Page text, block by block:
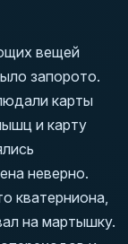
вещей
запорото.
карты
и карту
неверно.
кватерниона,
на мартышку.